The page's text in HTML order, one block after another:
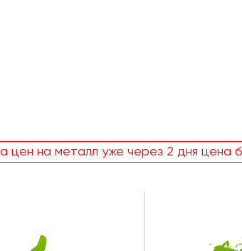
цен на металл уже через 2 дня цена